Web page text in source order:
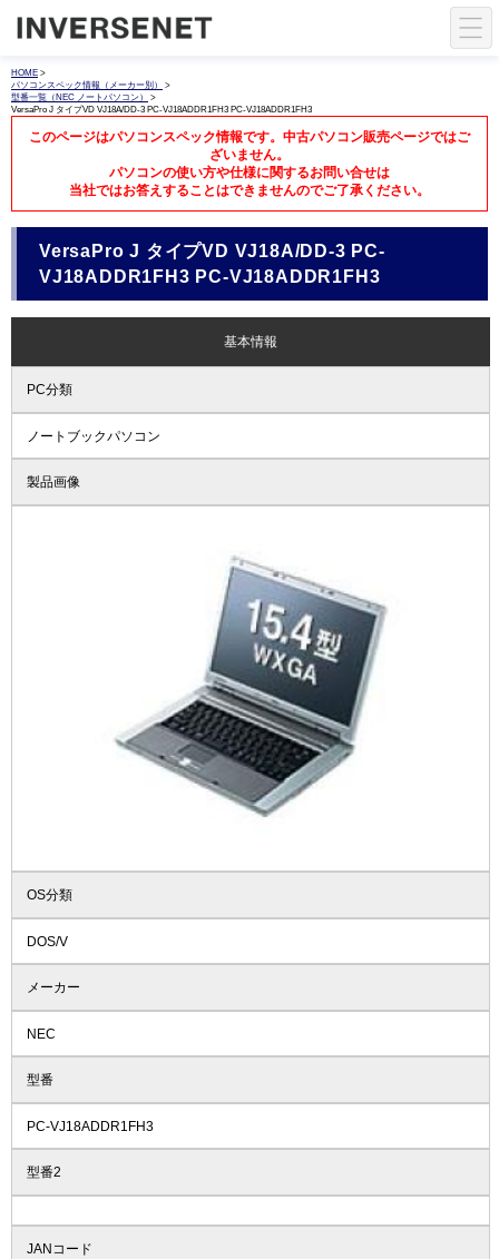
HOME >
パソコンスペック情報（メーカー別）
>
型番一覧（NEC ノートパソコン）
>
VersaPro J タイプVD VJ18A/DD-3 PC-VJ18ADDR1FH3 PC-VJ18ADDR1FH3
このページはパソコンスペック情報です。中古パソコン販売ページではご
ざいません。
パソコンの使い方や仕様に関するお問い合せは
当社ではお答えすることはできませんのでご了承ください。
VersaPro J タイプVD VJ18A/DD-3 PC-
VJ18ADDR1FH3 PC-VJ18ADDR1FH3
基本情報
PC分類
ノートブックパソコン
製品画像
OS分類
DOS/V
メーカー
NEC
型番
PC-VJ18ADDR1FH3
型番2
JANコード